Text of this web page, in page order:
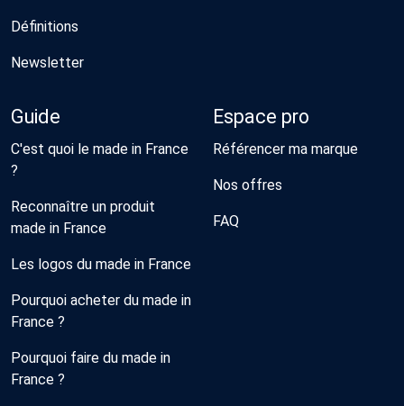
Définitions
Newsletter
Guide
C'est quoi le made in France
?
Reconnaître un produit
made in France
Les logos du made in France
Pourquoi acheter du made in
France ?
Pourquoi faire du made in
France ?
Espace pro
Référencer ma marque
Nos offres
FAQ